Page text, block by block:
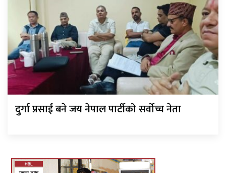
दुर्गा प्रसाईं बने जय नेपाल पार्टीको सर्वोच्च नेता